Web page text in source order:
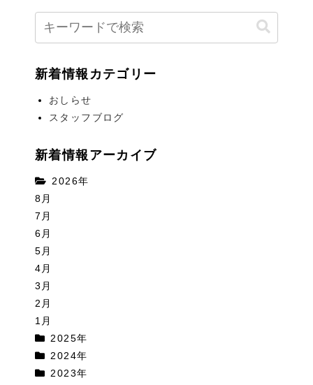
新着情報カテゴリー
おしらせ
スタッフブログ
新着情報アーカイブ
2026年
8月
7月
6月
5月
4月
3月
2月
1月
2025年
2024年
2023年